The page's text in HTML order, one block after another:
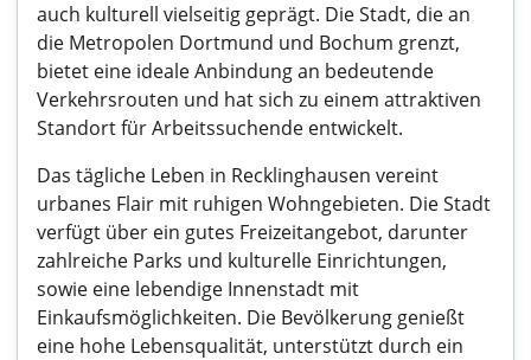
auch kulturell vielseitig geprägt. Die Stadt, die an
die Metropolen Dortmund und Bochum grenzt,
bietet eine ideale Anbindung an bedeutende
Verkehrsrouten und hat sich zu einem attraktiven
Standort für Arbeitssuchende entwickelt.
Das tägliche Leben in Recklinghausen vereint
urbanes Flair mit ruhigen Wohngebieten. Die Stadt
verfügt über ein gutes Freizeitangebot, darunter
zahlreiche Parks und kulturelle Einrichtungen,
sowie eine lebendige Innenstadt mit
Einkaufsmöglichkeiten. Die Bevölkerung genießt
eine hohe Lebensqualität, unterstützt durch ein